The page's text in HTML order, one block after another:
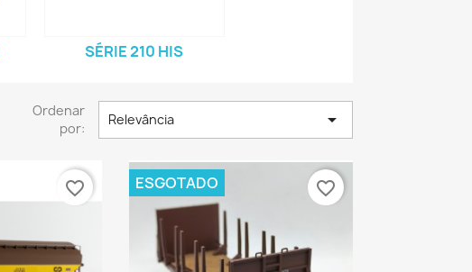
SÉRIE 210 HIS
Ordenar
por:
Relevância 
favorite_border ESGOTADO favorite_border